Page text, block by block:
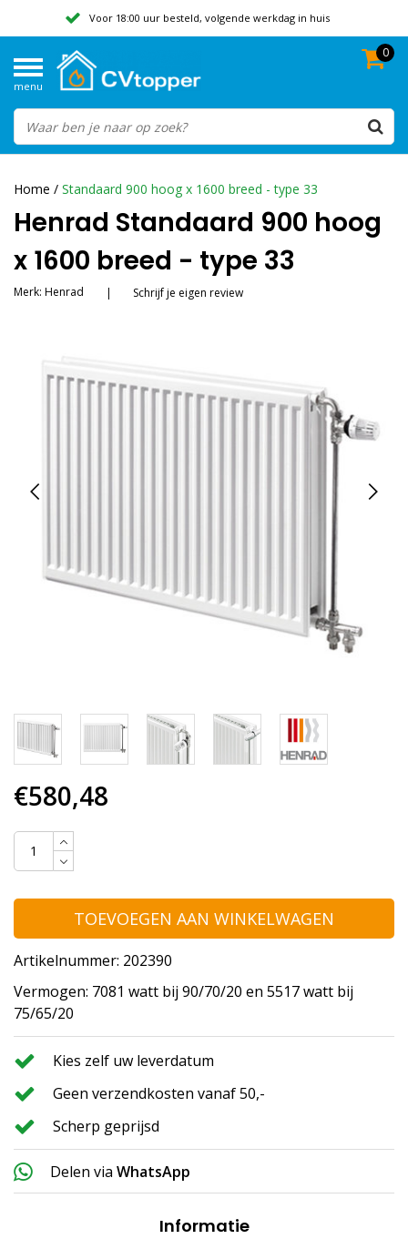
Voor 18:00 uur besteld, volgende werkdag in huis
Beoordeeld met een 9,8
menu
0
Home / Standaard 900 hoog x 1600 breed - type 33
Henrad Standaard 900 hoog
x 1600 breed - type 33
Merk: Henrad | Schrijf je eigen review
€580,48
TOEVOEGEN AAN WINKELWAGEN
Artikelnummer: 202390
Vermogen: 7081 watt bij 90/70/20 en 5517 watt bij
75/65/20
Kies zelf uw leverdatum
Geen verzendkosten vanaf 50,-
Scherp geprijsd
Delen via WhatsApp
Informatie